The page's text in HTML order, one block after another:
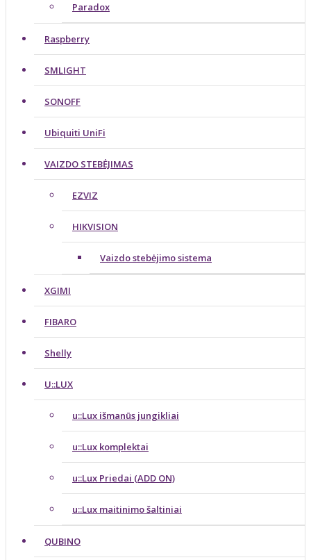
Paradox
Raspberry
SMLIGHT
SONOFF
Ubiquiti UniFi
VAIZDO STEBĖJIMAS
EZVIZ
HIKVISION
Vaizdo stebėjimo sistema
XGIMI
FIBARO
Shelly
U::LUX
u::Lux išmanūs jungikliai
u::Lux komplektai
u::Lux Priedai (ADD ON)
u::Lux maitinimo šaltiniai
QUBINO